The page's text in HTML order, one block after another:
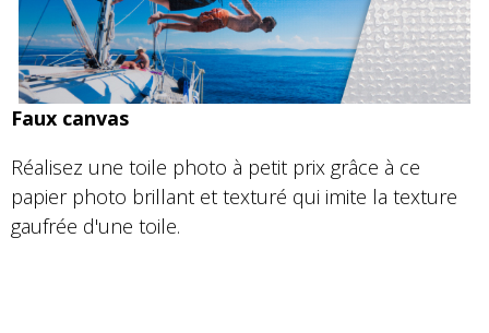
Faux canvas
Réalisez une toile photo à petit prix grâce à ce
papier photo brillant et texturé qui imite la texture
gaufrée d'une toile.